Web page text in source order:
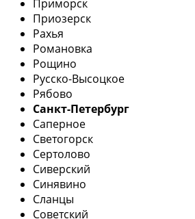
Приморск
Приозерск
Рахья
Романовка
Рощино
Русско-Высоцкое
Рябово
Санкт-Петербург
Саперное
Светогорск
Сертолово
Сиверский
Синявино
Сланцы
Советский